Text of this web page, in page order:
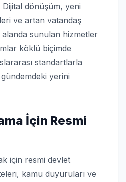
Dijital dönüşüm, yeni
ve artan vatandaş
sunulan hizmetler
köklü biçimde
standartlarla
gündemdeki yerini
İçin Resmi
için resmi devlet
kamu duyuruları ve